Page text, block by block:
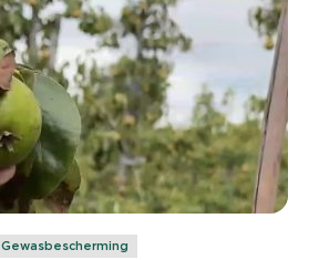
Gewasbescherming